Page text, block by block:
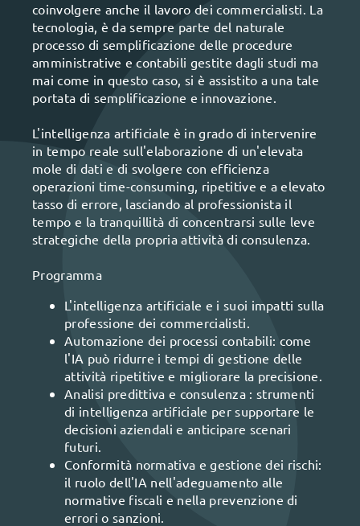
coinvolgere anche il lavoro dei commercialisti. La
tecnologia, è da sempre parte del naturale
processo di semplificazione delle procedure
amministrative e contabili gestite dagli studi ma
mai come in questo caso, si è assistito a una tale
portata di semplificazione e innovazione.
L'intelligenza artificiale è in grado di intervenire
in tempo reale sull'elaborazione di un'elevata
mole di dati e di svolgere con efficienza
operazioni time-consuming, ripetitive e a elevato
tasso di errore, lasciando al professionista il
tempo e la tranquillità di concentrarsi sulle leve
strategiche della propria attività di consulenza.
Programma
L'intelligenza artificiale e i suoi impatti sulla
professione dei commercialisti.
Automazione dei processi contabili: come
l'IA può ridurre i tempi di gestione delle
attività ripetitive e migliorare la precisione.
Analisi predittiva e consulenza : strumenti
di intelligenza artificiale per supportare le
decisioni aziendali e anticipare scenari
futuri.
Conformità normativa e gestione dei rischi:
il ruolo dell'IA nell'adeguamento alle
normative fiscali e nella prevenzione di
errori o sanzioni.